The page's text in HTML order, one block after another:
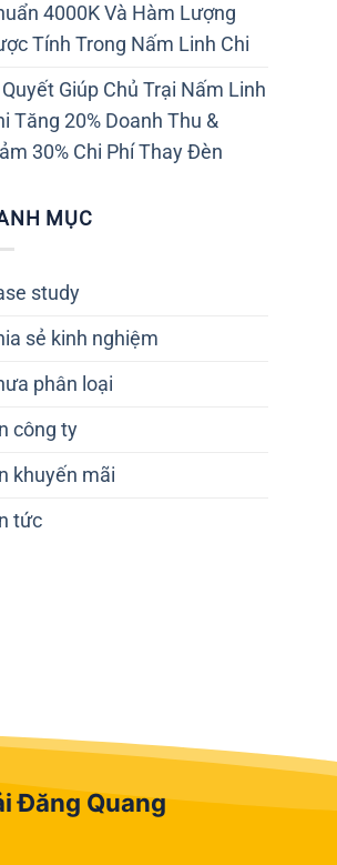
4000K Và Hàm Lượng
Tính Trong Nấm Linh Chi
Quyết Giúp Chủ Trại Nấm Linh
Tăng 20% Doanh Thu &
30% Chi Phí Thay Đèn
MỤC
study
sẻ kinh nghiệm
phân loại
công ty
khuyến mãi
tức
Đăng Quang